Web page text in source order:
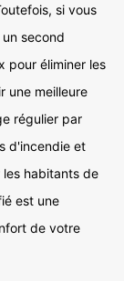
si vous
second
pour éliminer les
une meilleure
régulier par
d'incendie et
habitants de
est une
de votre